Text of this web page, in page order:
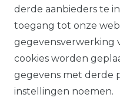
Alle prijzen plus
zijn alleen
Alle op deze
derde aanbieders te
toegang tot onze
gegevensverwerking
cookies worden
gegevens met derde
instellingen noemen.